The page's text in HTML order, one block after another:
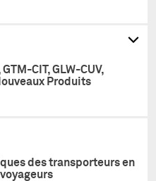
CIT, GLW-CUV,
Produits
des transporteurs en